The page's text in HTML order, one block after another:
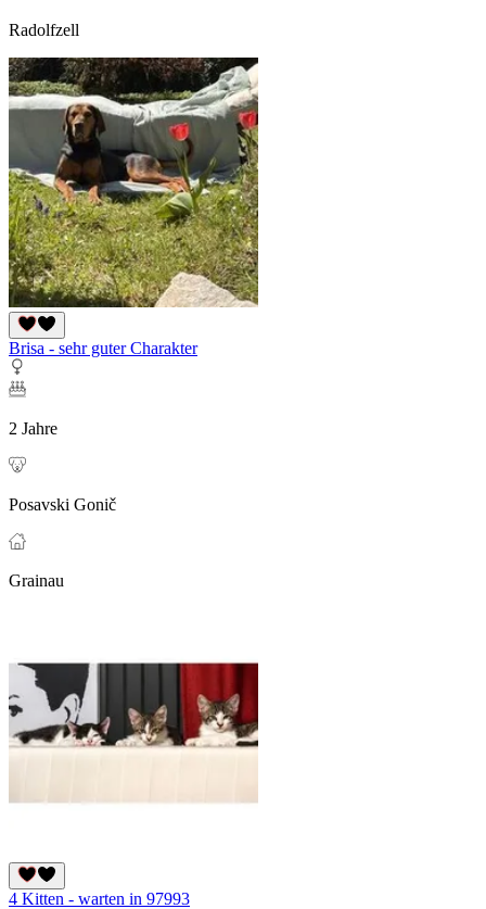
Radolfzell
Brisa - sehr guter Charakter
2 Jahre
Posavski Gonič
Grainau
4 Kitten - warten in 97993